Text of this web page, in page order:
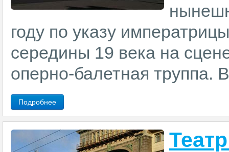
году по указу
середины 19 века на
оперно-балетная труппа.
Подробнее